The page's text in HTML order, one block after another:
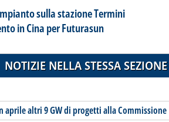
sulla stazione Termini
in Cina per Futurasun
NOTIZIE NELLA STESSA SEZIONE
aprile altri 9 GW di progetti alla Commissione